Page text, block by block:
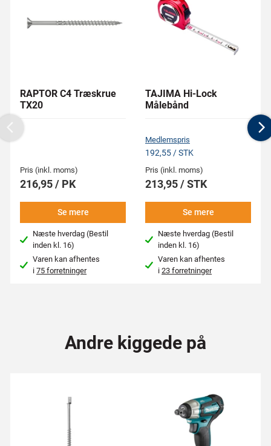
RAPTOR C4 Træskrue
TX20
Pris (inkl. moms)
216,95 / PK
Se mere
Næste hverdag (Bestil
inden kl. 16)
Varen kan afhentes
i75 forretninger
TAJIMA Hi-Lock
Målebånd
Medlemspris
192,55 / STK
Pris (inkl. moms)
213,95 / STK
Se mere
Næste hverdag (Bestil
inden kl. 16)
Varen kan afhentes
i23 forretninger
Previous
Andre kiggede på